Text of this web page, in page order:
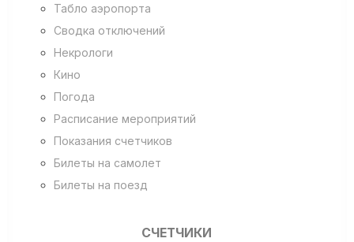
Табло аэропорта
Сводка отключений
Некрологи
Кино
Погода
Расписание мероприятий
Показания счетчиков
Билеты на самолет
Билеты на поезд
СЧЕТЧИКИ